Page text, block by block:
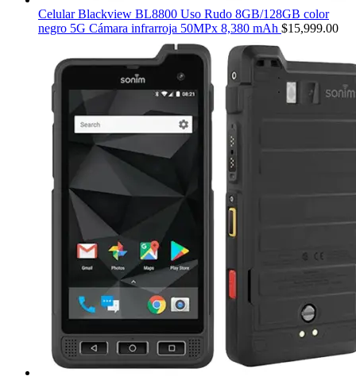
Celular Blackview BL8800 Uso Rudo 8GB/128GB color
negro 5G Cámara infrarroja 50MPx 8,380 mAh $15,999.00